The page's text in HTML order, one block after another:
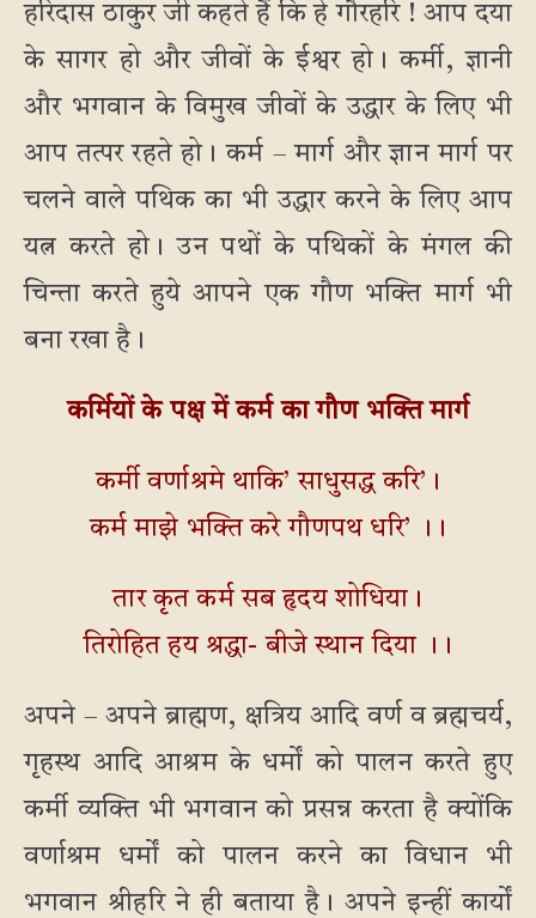
हरिदास ठाकुर जी कहते हैं कि हे गौरहरि ! आप दया
के सागर हो और जीवों के ईश्वर हो। कर्मी, ज्ञानी
और भगवान के विमुख जीवों के उद्धार के लिए भी
आप तत्पर रहते हो। कर्म – मार्ग और ज्ञान मार्ग पर
चलने वाले पथिक का भी उद्धार करने के लिए आप
यत्न करते हो। उन पथों के पथिकों के मंगल की
चिन्ता करते हुये आपने एक गौण भक्ति मार्ग भी
बना रखा है।
कर्मियों के पक्ष में कर्म का गौण भक्ति मार्ग
कर्मी वर्णाश्रमे थाकि’ साधुसद्ध करि’।
कर्म माझे भक्ति करे गौणपथ धरि’ ।।
तार कृत कर्म सब हृदय शोधिया।
तिरोहित हय श्रद्धा- बीजे स्थान दिया ।।
अपने – अपने ब्राह्मण, क्षत्रिय आदि वर्ण व ब्रह्मचर्य,
गृहस्थ आदि आश्रम के धर्मों को पालन करते हुए
कर्मी व्यक्ति भी भगवान को प्रसन्न करता है क्योंकि
वर्णाश्रम धर्मों को पालन करने का विधान भी
भगवान श्रीहरि ने ही बताया है। अपने इन्हीं कार्यों